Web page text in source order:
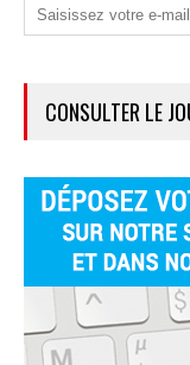
CONSULTER LE